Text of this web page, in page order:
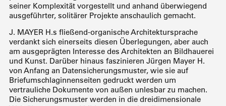
seiner Komplexität vorgestellt und anhand überwiegend
ausgeführter, solitärer Projekte anschaulich gemacht.
J. MAYER H.s fließend-organische Architektursprache
verdankt sich einerseits diesen Überlegungen, aber auch
am ausgeprägten Interesse des Architekten an Bildhauerei
und Kunst. Darüber hinaus faszinieren Jürgen Mayer H.
von Anfang an Datensicherungsmuster, wie sie auf
Briefumschlaginnenseiten gedruckt werden um
vertrauliche Dokumente von außen unlesbar zu machen.
Die Sicherungsmuster werden in die dreidimensionale